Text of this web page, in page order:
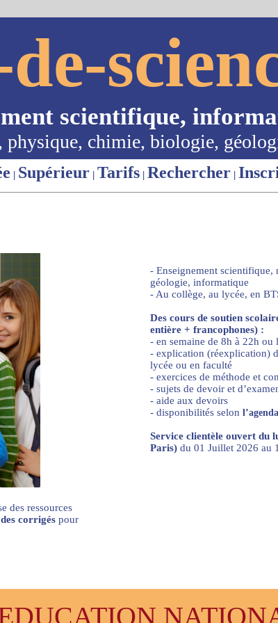
scientifique,
physique, chimie, biologie,
| Supérieur | Tarifs | Rechercher |
des ressources
corrigés pour
- Enseignement
géologie, informatique
- Au collège, au lycée, en
Des cours de soutien
entière + francophones) :
- en semaine de 8h à 22h
- explication (réexplication)
lycée ou en faculté
- exercices de méthode et
- sujets de devoir et
- aide aux devoirs
- disponibilités selon
Service clientèle ouvert du
Paris) du 01 Juillet 2026 au